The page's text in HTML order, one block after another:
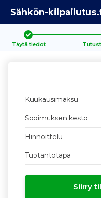
Sähkön-
Täytä tiedot
Kuukausimaksu
Sopimuksen kesto
Hinnoittelu
Tuotantotapa
Siirry